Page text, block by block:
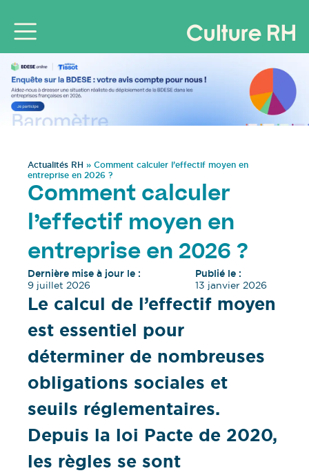
Actualités RH » Comment calculer l’effectif moyen en
entreprise en 2026 ?
Comment calculer
l’effectif moyen en
entreprise en 2026 ?
Dernière mise à jour le :
9 juillet 2026
Publié le :
13 janvier 2026
Le calcul de l’effectif moyen
est essentiel pour
déterminer de nombreuses
obligations sociales et
seuils réglementaires.
Depuis la loi Pacte de 2020,
les règles se sont